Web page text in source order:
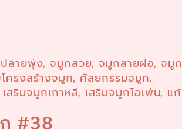
ลายพุ่ง,จมูกสวย,จมูกสายฝอ,จมูก
ครงสร้างจมูก, ศัลยกรรมจมูก,
เสริมจมูกเกาหลี, เสริมจมูกโอเพ่น, แก้